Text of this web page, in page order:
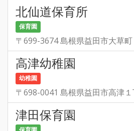
北仙道保育所
保育園
〒699-3674 島根県益田市大草
高津幼稚園
幼稚園
〒698-0041 島根県益田市高津
津田保育園